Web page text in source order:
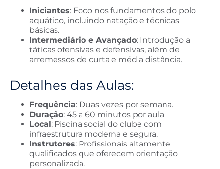
Iniciantes: Foco nos fundamentos do polo
aquático, incluindo natação e técnicas
básicas.
Intermediário e Avançado: Introdução a
táticas ofensivas e defensivas, além de
arremessos de curta e média distância.
Detalhes das Aulas:
Frequência: Duas vezes por semana.
Duração: 45 a 60 minutos por aula.
Local: Piscina social do clube com
infraestrutura moderna e segura.
Instrutores: Profissionais altamente
qualificados que oferecem orientação
personalizada.